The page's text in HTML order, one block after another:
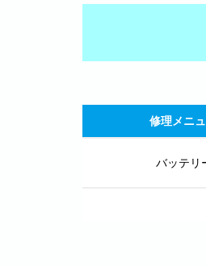
修理メニ
バッテリ